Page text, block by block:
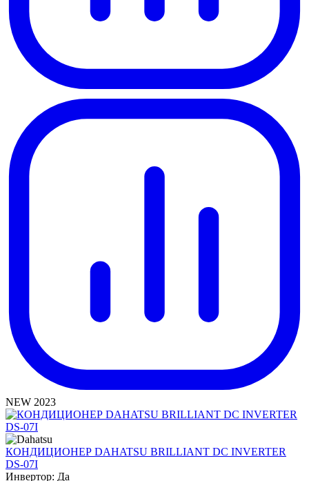
NEW 2023
КОНДИЦИОНЕР DAHATSU BRILLIANT DC INVERTER
DS-07I
Инвертор: Да